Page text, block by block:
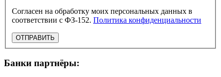
Согласен на обработку моих персональных данных в
соответствии с ФЗ-152. Политика конфиденциальности
ОТПРАВИТЬ
Банки партнёры: